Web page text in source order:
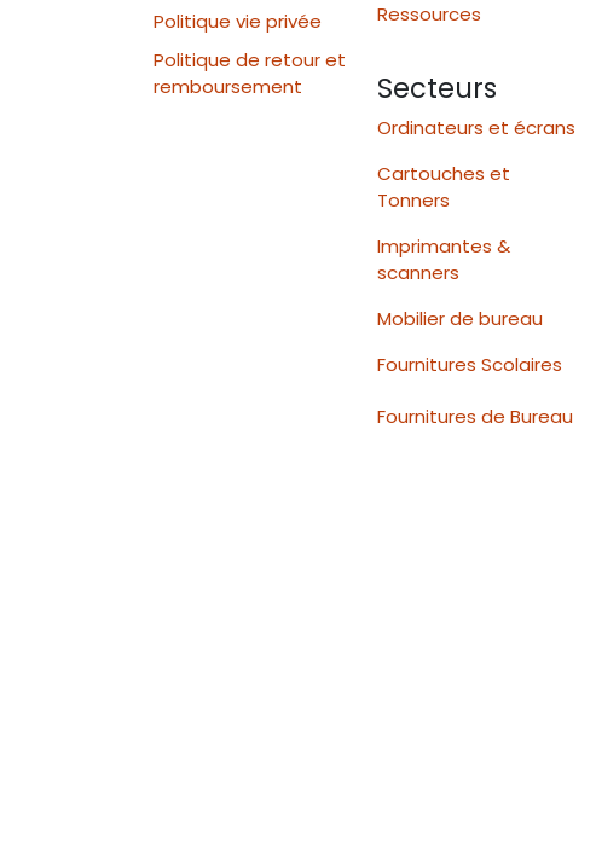
Politique vie privée
Politique de retour et
remboursement
Ressources
Secteurs
Ordinateurs et écrans
Cartouches et
Tonners
Imprimantes &
scanners
Mobilier de bureau
Fournitures Scolaires
Fournitures de Bureau